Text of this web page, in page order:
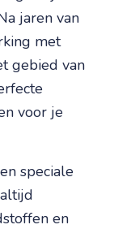
jaren van
met
gebied van
voor je
speciale
en